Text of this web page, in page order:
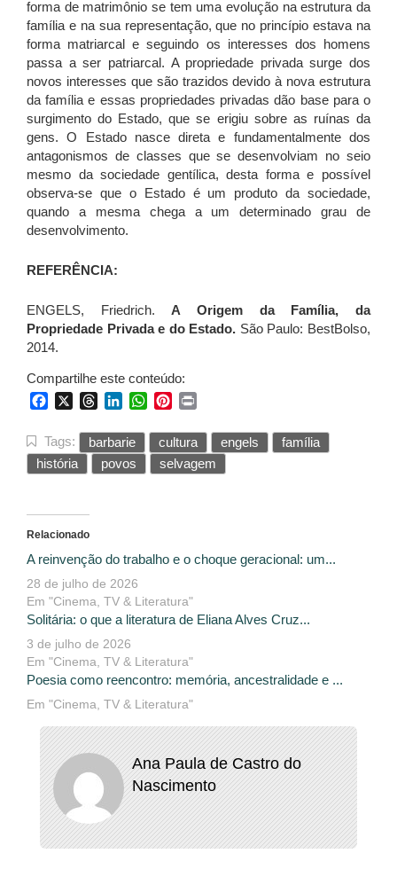
forma de matrimônio se tem uma evolução na estrutura da
família e na sua representação, que no princípio estava na
forma matriarcal e seguindo os interesses dos homens
passa a ser patriarcal. A propriedade privada surge dos
novos interesses que são trazidos devido à nova estrutura
da família e essas propriedades privadas dão base para o
surgimento do Estado, que se erigiu sobre as ruínas da
gens. O Estado nasce direta e fundamentalmente dos
antagonismos de classes que se desenvolviam no seio
mesmo da sociedade gentílica, desta forma e possível
observa-se que o Estado é um produto da sociedade,
quando a mesma chega a um determinado grau de
desenvolvimento.
REFERÊNCIA:
ENGELS, Friedrich.A Origem da Família, da
Propriedade Privada e do Estado. São Paulo: BestBolso,
2014.
Compartilhe este conteúdo:
FacebookThreadsLinkedInWhatsApp
Pinterest
Tags: barbarie cultura engels
família
história
povos selvagem
Relacionado
A reinvenção do trabalho e o choque geracional: um...
28 de julho de 2026
Em "Cinema, TV & Literatura"
Solitária: o que a literatura de Eliana Alves Cruz...
3 de julho de 2026
Em "Cinema, TV & Literatura"
Poesia como reencontro: memória, ancestralidade e ...
Em "Cinema, TV & Literatura"
Ana Paula de Castro do
Nascimento